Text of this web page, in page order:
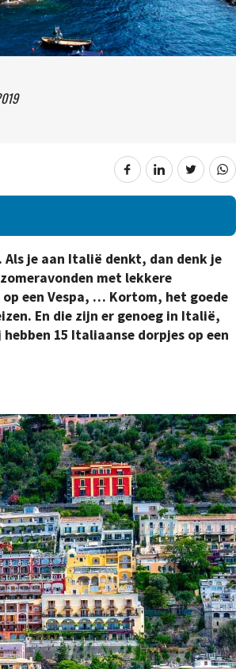
je aan Italië denkt, dan denk je
met lekkere
een Vespa, … Kortom, het goede
En die zijn er genoeg in Italië,
15 Italiaanse dorpjes op een